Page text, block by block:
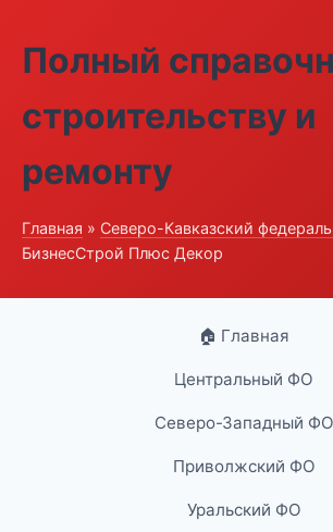
Полный
строительству и
ремонту
Главная » Северо-Кавказский
БизнесСтрой Плюс Декор
🏠 Главная
Центральный ФО
Северо-Западный ФО
Приволжский ФО
Уральский ФО